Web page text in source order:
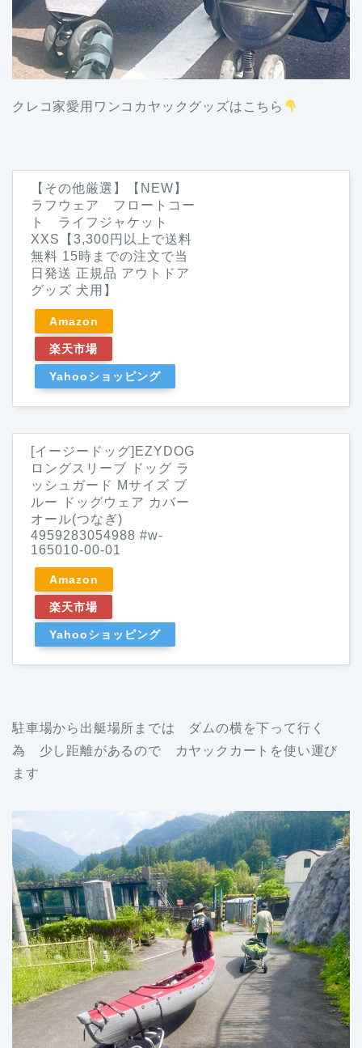
クレコ家愛用ワンコカヤックグッズはこちら
【その他厳選】【NEW】
ラフウェア フロートコー
ト ライフジャケット
XXS【3,300円以上で送料
無料 15時までの注文で当
日発送 正規品 アウトドア
グッズ 犬用】
Amazon
楽天市場
Yahooショッピング
[イージードッグ]EZYDOG
ロングスリーブ ドッグ ラ
ッシュガード Mサイズ ブ
ルー ドッグウェア カバー
オール(つなぎ)
4959283054988 #w-
165010-00-01
Amazon
楽天市場
Yahooショッピング
駐車場から出艇場所までは ダムの横を下って行く
為 少し距離があるので カヤックカートを使い運び
ます